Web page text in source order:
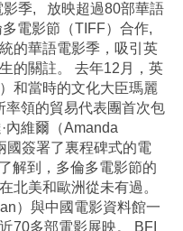
影季, 放映超過80部華語
電影節（TIFF）合作,
的華語電影季，吸引英
的關註。 去年12月，英
和當時的文化大臣瑪麗
率領的貿易代表團首次包
內維爾（Amanda
國簽署了裏程碑式的電
解到，多倫多電影節的
北美和歐洲從未有過。
）與中國電影資料館一
70多部電影展映。 BFI